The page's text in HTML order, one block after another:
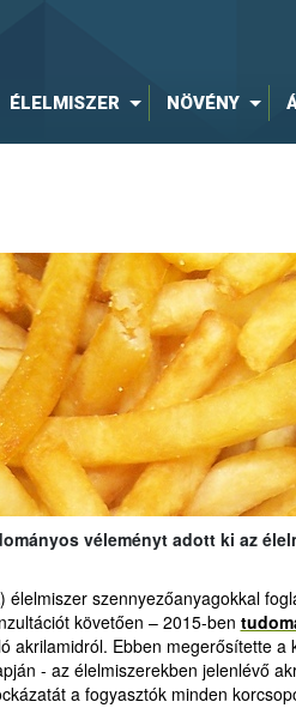
ÉLELMISZER NÖVÉNY
véleményt adott ki az
szennyezőanyagokkal
követően – 2015-ben
akrilamidról. Ebben megerősítette a
- az élelmiszerekben jelenlévő
a fogyasztók minden